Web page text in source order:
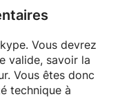
made lessons
lacks and priorities.
dedicated to
but live faraway
tuitions offered by a
Vous devrez
valide, savoir la
êtes donc
technique à